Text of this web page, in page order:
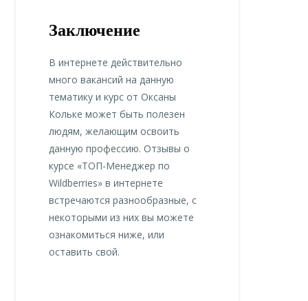
Заключение
В интернете действительно
много вакансий на данную
тематику и курс от Оксаны
Кольке может быть полезен
людям, желающим освоить
данную профессию. Отзывы о
курсе «ТОП-Менеджер по
Wildberries» в интернете
встречаются разнообразные, с
некоторыми из них вы можете
ознакомиться ниже, или
оставить свой.